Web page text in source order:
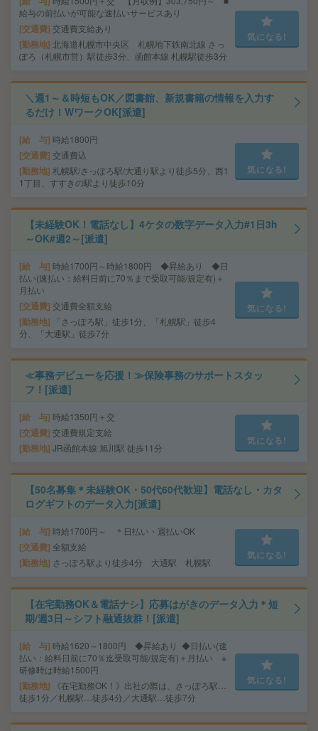
給与の前払いが可能な速払いサービスあり
交通費 交通費支給あり
勤務地 北海道札幌市中央区 札幌地下鉄南北線 さっ
ぽろ（札幌市営）駅徒歩3分、函館本線 札幌駅徒歩3分
気になる!
＼週1～＆時短もOK／図書館、新規書籍の情報を入力す
るだけ！WワークOK[派遣]
給 与 時給1800円
交通費 交通費込
勤務地 札幌駅/さっぽろ駅/大通り駅より徒歩5分、西1
1丁目、すすきの駅より徒歩10分
気になる!
【未経験OK！電話なし】4ケタの数字データ入力#1日3h
～OK#週2～[派遣]
給 与 時給1700円～時給1800円 ◆昇給あり ◆日
払い(速払い：給料日前に70％まで受取可能/規定有)＋
月払い
交通費 交通費全額支給
勤務地
「さっぽろ駅」徒歩1分、「札幌駅」徒歩4
分、「大通駅」徒歩7分
気になる!
≪事務デビューを応援！≫保険事務のサポートスタッ
フ！[派遣]
給 与 時給1350円＋交
交通費 交通費規定支給
勤務地 JR函館本線 旭川駅 徒歩11分
気になる!
【50名募集＊未経験OK・50代60代歓迎】電話なし・カタ
ログギフトのデータ入力[派遣]
給 与 時給1700円～ ＊日払い・週払いOK
交通費 全額支給
勤務地 さっぽろ駅より徒歩4分 大通駅 札幌駅
気になる!
【在宅勤務OK＆電話ナシ】応募はがきのデータ入力＊短
期/週3日～シフト融通抜群！[派遣]
給 与 時給1620～1800円 ◆昇給あり ◆日払い(速
払い：給料日前に70％迄受取可能/規定有)＋月払い ※
研修時は時給1500円
勤務地
《在宅勤務OK！》出社の際は、さっぽろ駅…
徒歩1分／札幌駅…徒歩4分／大通駅…徒歩7分
気になる!